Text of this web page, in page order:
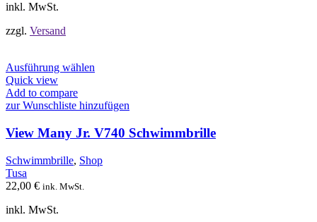
inkl. MwSt.
zzgl. Versand
Ausführung wählen
mehrere
auf.
Die
können
Quick view
Add to compare
zur Wunschliste hinzufügen
View Many Jr. V740 Schwimmbrille
Schwimmbrille, Shop
Tusa
22,00 € ink. MwSt.
inkl. MwSt.